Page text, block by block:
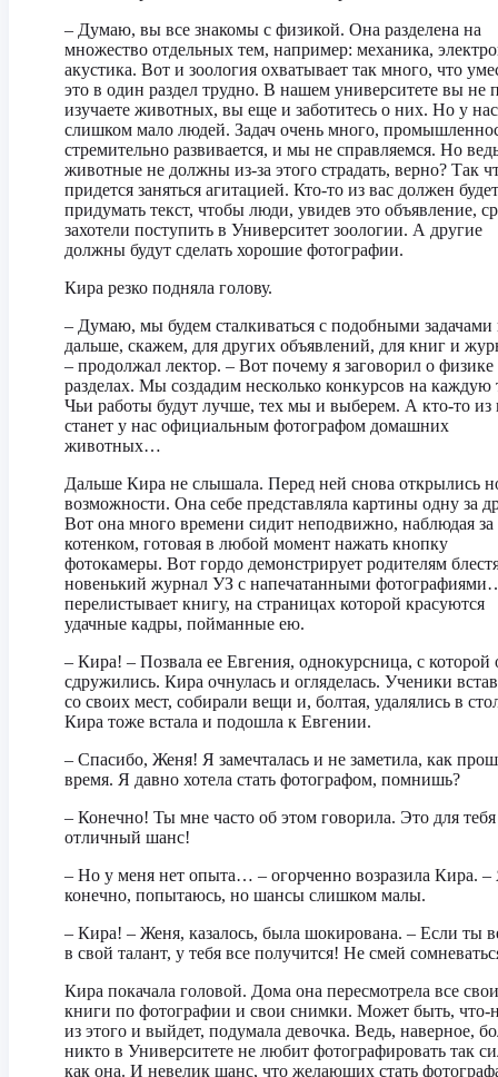
– Думаю, вы все знакомы с физикой. Она разделена на
множество отдельных тем, например: механика,
акустика. Вот и зоология охватывает так много, что
это в один раздел трудно. В нашем университете вы не
изучаете животных, вы еще и заботитесь о них. Но у
слишком мало людей. Задач очень много,
стремительно развивается, и мы не справляемся. Но
животные не должны из-за этого страдать, верно? Так
придется заняться агитацией. Кто-то из вас должен будет
придумать текст, чтобы люди, увидев это объявление,
захотели поступить в Университет зоологии. А другие
должны будут сделать хорошие фотографии.
Кира резко подняла голову.
– Думаю, мы будем сталкиваться с подобными задачами
дальше, скажем, для других объявлений, для книг и
– продолжал лектор. – Вот почему я заговорил о физике
разделах. Мы создадим несколько конкурсов на каждую
Чьи работы будут лучше, тех мы и выберем. А кто-то из
станет у нас официальным фотографом домашних
животных…
Дальше Кира не слышала. Перед ней снова открылись
возможности. Она себе представляла картины одну за
Вот она много времени сидит неподвижно, наблюдая за
котенком, готовая в любой момент нажать кнопку
фотокамеры. Вот гордо демонстрирует родителям
новенький журнал УЗ с напечатанными
перелистывает книгу, на страницах которой красуются
удачные кадры, пойманные ею.
– Кира! – Позвала ее Евгения, однокурсница, с которой
сдружились. Кира очнулась и огляделась. Ученики
со своих мест, собирали вещи и, болтая, удалялись в
Кира тоже встала и подошла к Евгении.
– Спасибо, Женя! Я замечталась и не заметила, как
время. Я давно хотела стать фотографом, помнишь?
– Конечно! Ты мне часто об этом говорила. Это для тебя
отличный шанс!
– Но у меня нет опыта… – огорченно возразила Кира. –
конечно, попытаюсь, но шансы слишком малы.
– Кира! – Женя, казалось, была шокирована. – Если ты
в свой талант, у тебя все получится! Не смей
Кира покачала головой. Дома она пересмотрела все свои
книги по фотографии и свои снимки. Может быть, что-
из этого и выйдет, подумала девочка. Ведь, наверное,
никто в Университете не любит фотографировать так
как она. И невелик шанс, что желающих стать